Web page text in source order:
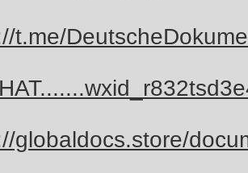
t.me/
globaldocs.store/